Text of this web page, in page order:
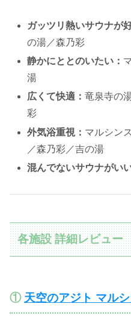
ガッツリ熱いサウナが
の湯／森乃彩
静かにととのいたい：
湯
広くて快適：竜泉寺の
彩
外気浴重視： マルシン
／森乃彩／吉の湯
混んでないサウナがい
各施設 詳細レビュー
① 天空のアジト マル